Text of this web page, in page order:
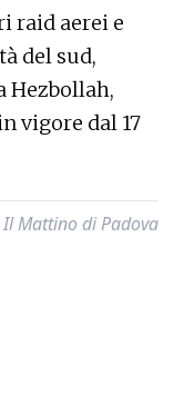
raid aerei e
del sud,
Hezbollah,
vigore dal 17
Mattino di Padova